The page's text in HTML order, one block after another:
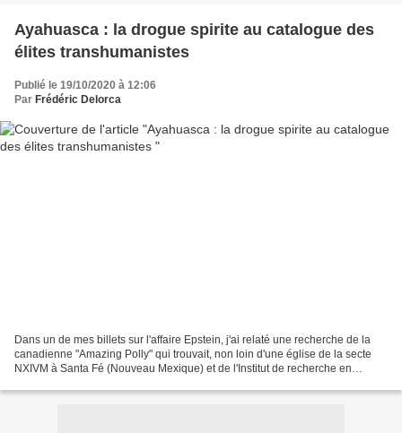
Ayahuasca : la drogue spirite au catalogue des
élites transhumanistes
Publié le 19/10/2020 à 12:06
Par Frédéric Delorca
Dans un de mes billets sur l'affaire Epstein, j'ai relaté une recherche de la
canadienne "Amazing Polly" qui trouvait, non loin d'une église de la secte
NXIVM à Santa Fé (Nouveau Mexique) et de l'Institut de recherche en